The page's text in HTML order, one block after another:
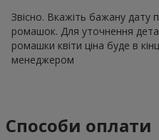
Звісно. Вкажіть бажану дату
ромашок. Для уточнення
ромашки квіти ціна буде в
менеджером
Способи оплати